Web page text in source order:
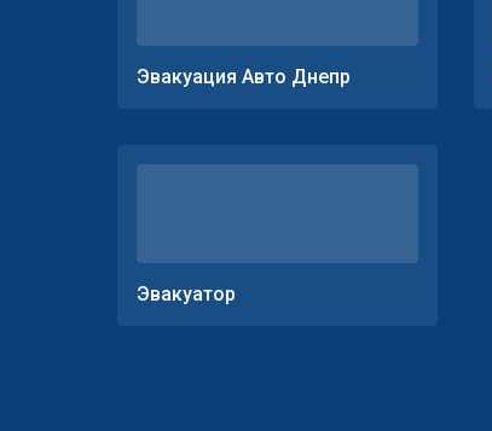
Эвакуация Авто Днепр
Эвакуатор